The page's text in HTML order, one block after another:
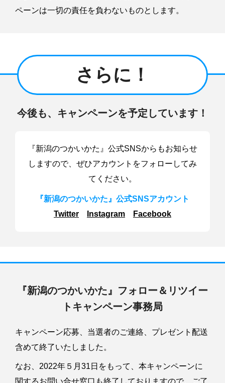
ペーンは一切の責任を負わないものとします。
さらに！
今後も、キャンペーンを予定しています！
『新潟のつかいかた』公式SNSからもお知らせ
しますので、 ぜひアカウントをフォローしてみ
てください。
『新潟のつかいかた』公式SNSアカウント
Twitter
Instagram Facebook
『新潟のつかいかた』 フォロー＆リツイー
ト キャンペーン事務局
キャンペーン応募、当選者のご連絡、プレゼント配送
含めて終了いたしました。
なお、2022年５月31日をもって、本キャンペーンに
関するお問い合せ窓口も終了しておりますので、ご了